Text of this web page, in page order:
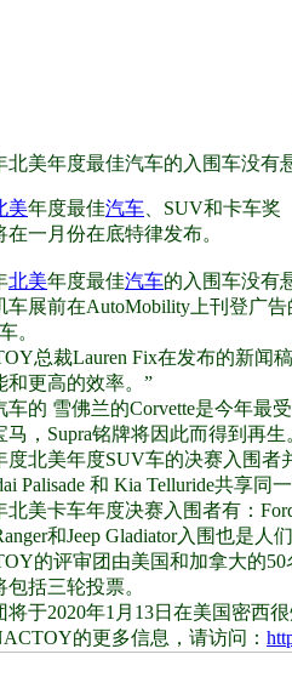
北美年度最佳汽车的入围车没有
美年度最佳汽车 、SUV和卡车奖
在一月份在底特律发布。
北美年度最佳汽车的入围车没有
车展前在AutoMobility上刊登广
。
总裁Lauren Fix在发布的新闻
和更高的效率。”
车的 雪佛兰的Corvette是今年最
马，Supra铭牌将因此而得到再生
度北美年度SUV车的决赛入围者
Palisade 和 Kia Telluride共享
北美卡车年度决赛入围者有：Ford
和Jeep Gladiator入围也是人
的评审团由美国和加拿大的
包括三轮投票。
将于2020年1月13日在美国密西
的更多信息，请访问：